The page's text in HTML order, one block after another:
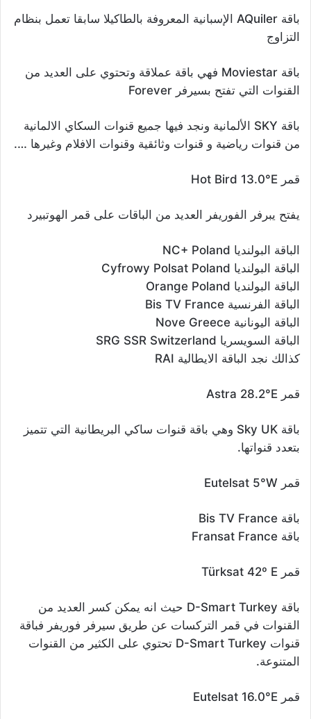
باقة AQuiler الإسبانية المعروفة بالطاكيلا سابقا تعمل بنظام
التزاوج
باقة Moviestar فهي باقة عملاقة وتحتوي على العديد من
القنوات التي تفتح بسيرفر Forever
باقة SKY الألمانية ونجد فيها جميع قنوات السكاي الالمانية
من قنوات رياضية و قنوات وثائقية وقنوات الافلام وغيرها ….
قمر Hot Bird 13.0°E
يفتح يبرفر الفوريفر العديد من الباقات على قمر الهوتبيرد
الباقة البولنديا NC+ Poland
الباقة البولنديا Cyfrowy Polsat Poland
الباقة البولنديا Orange Poland
الباقة الفرنسية Bis TV France
الباقة اليونانية Nove Greece
الباقة السويسريا SRG SSR Switzerland
كذالك نجد الباقة الايطالية RAI
قمر Astra 28.2°E
باقة Sky UK وهي باقة قنوات ساكي البريطانية التي تتميز
بتعدد قنواتها.
قمر Eutelsat 5°W
باقة Bis TV France
باقة Fransat France
قمر Türksat 42º E
باقة D-Smart Turkey حيث انه يمكن كسر العديد من
القنوات في قمر التركسات عن طريق سيرفر فوريفر فباقة
قنوات D-Smart Turkey تحتوي على الكثير من القنوات
المتنوعة.
قمر Eutelsat 16.0°E